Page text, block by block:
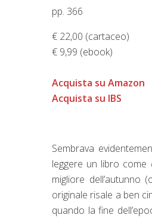
pp. 366
€ 22,00 (cartaceo)
€ 9,99 (ebook)
Acquista su Amazon
Acquista su IBS
Sembrava
leggere un libro come
migliore
originale risale a ben
quando la fine